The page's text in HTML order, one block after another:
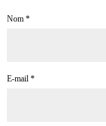
Nom *
E-mail *